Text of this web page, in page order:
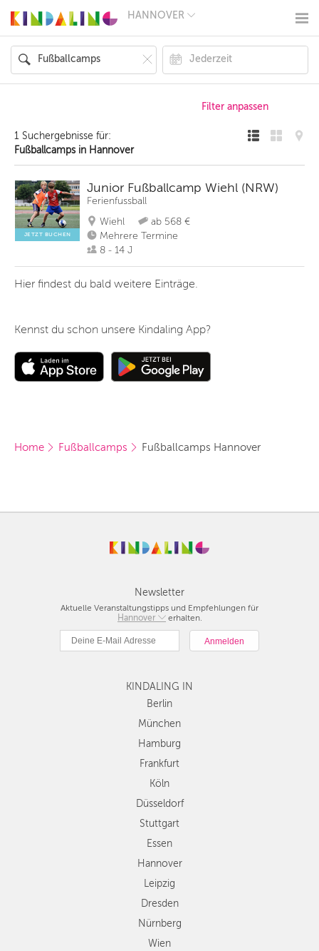
HANNOVER
MÜNCHEN
HAMBURG
FRANKFURT
KÖLN
LEIPZIG
DRESDEN
NÜRNBERG
WIEN
ANDERE
REGIONEN
1 Suchergebnisse für:
Fußballcamps in Hannover
JETZT BUCHEN
Junior Fußballcamp Wiehl (NRW)
Ferienfussball
Wiehl
ab 568 €
Mehrere Termine
8 - 14 J
Hier findest du bald weitere Einträge.
Kennst du schon unsere Kindaling App?
Home Fußballcamps Fußballcamps Hannover
Newsletter
Aktuelle Veranstaltungstipps und Empfehlungen für
Hannover
Berlin
München
Hamburg
Köln
Düsseldorf
Stuttgart
Essen
Nürnberg
Andere
Regionen
erhalten.
KINDALING IN
Berlin
München
Hamburg
Frankfurt
Köln
Düsseldorf
Stuttgart
Essen
Hannover
Leipzig
Dresden
Nürnberg
Wien